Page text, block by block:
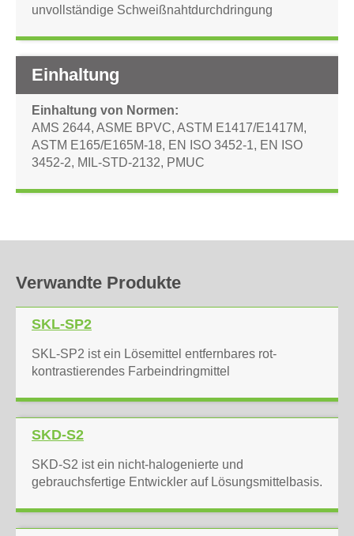
unvollständige Schweißnahtdurchdringung
Einhaltung
Einhaltung von Normen
AMS 2644, ASME BPVC, ASTM E1417/E1417M,
ASTM E165/E165M-18, EN ISO 3452-1, EN ISO
3452-2, MIL-STD-2132, PMUC
Verwandte Produkte
SKL-SP2
SKL-SP2 ist ein Lösemittel entfernbares rot-
kontrastierendes Farbeindringmittel
SKD-S2
SKD-S2 ist ein nicht-halogenierte und
gebrauchsfertige Entwickler auf Lösungsmittelbasis.